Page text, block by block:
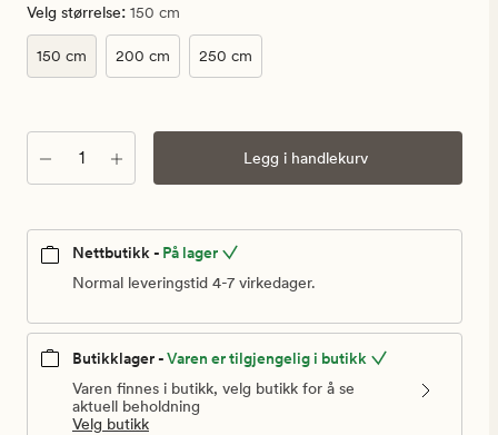
Velg størrelse: 150 cm
150 cm 200 cm 250 cm
Antall Legg i handlekurv
Nettbutikk - På lager
Normal leveringstid 4-7 virkedager.
Butikklager -Varen er tilgjengelig i butikk
Varen finnes i butikk, velg butikk for å se
aktuell beholdning
Velg butikk